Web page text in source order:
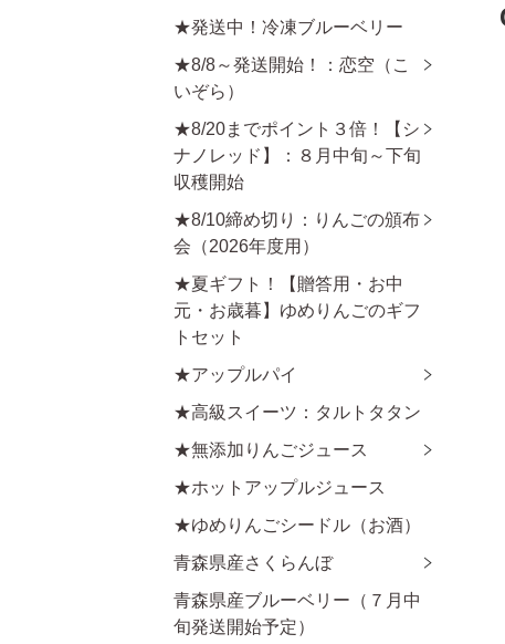
★発送中！冷凍ブルーベリー
★8/8～発送開始！：恋空（こ
いぞら）
★8/20までポイント３倍！【シ
ナノレッド】：８月中旬～下旬
収穫開始
★8/10締め切り：りんごの頒布
会（2026年度用）
★夏ギフト！【贈答用・お中
元・お歳暮】ゆめりんごのギフ
トセット
★アップルパイ
★高級スイーツ：タルトタタン
★無添加りんごジュース
★ホットアップルジュース
★ゆめりんごシードル（お酒）
青森県産さくらんぼ
青森県産ブルーベリー（７月中
旬発送開始予定）